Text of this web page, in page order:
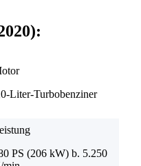
Liter-Turbobenziner
PS (206 kW) b. 5.250